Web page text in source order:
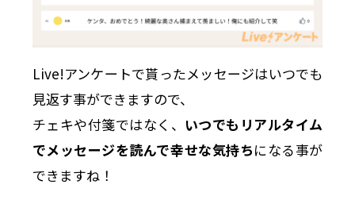
Live!アンケートで貰ったメッセージはいつでも
見返す事ができますので、
チェキや付箋ではなく、 いつでもリアルタイム
でメッセージを読んで幸せな気持ちになる事が
できますね！